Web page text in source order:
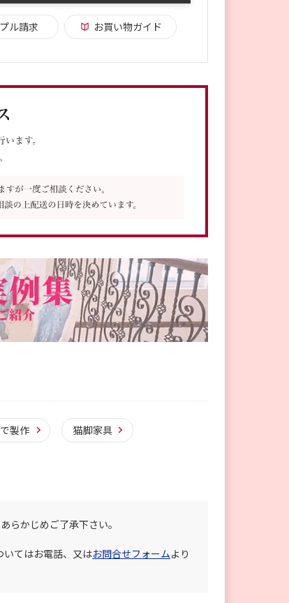
ル請求 お買い物ガイド
製作 猫脚家具
らかじめご了承下さい。
てはお電話、又はお問合せフォームより